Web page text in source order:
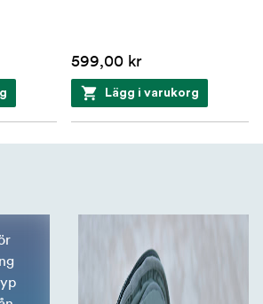
599,00 kr
Lägg i varukorg